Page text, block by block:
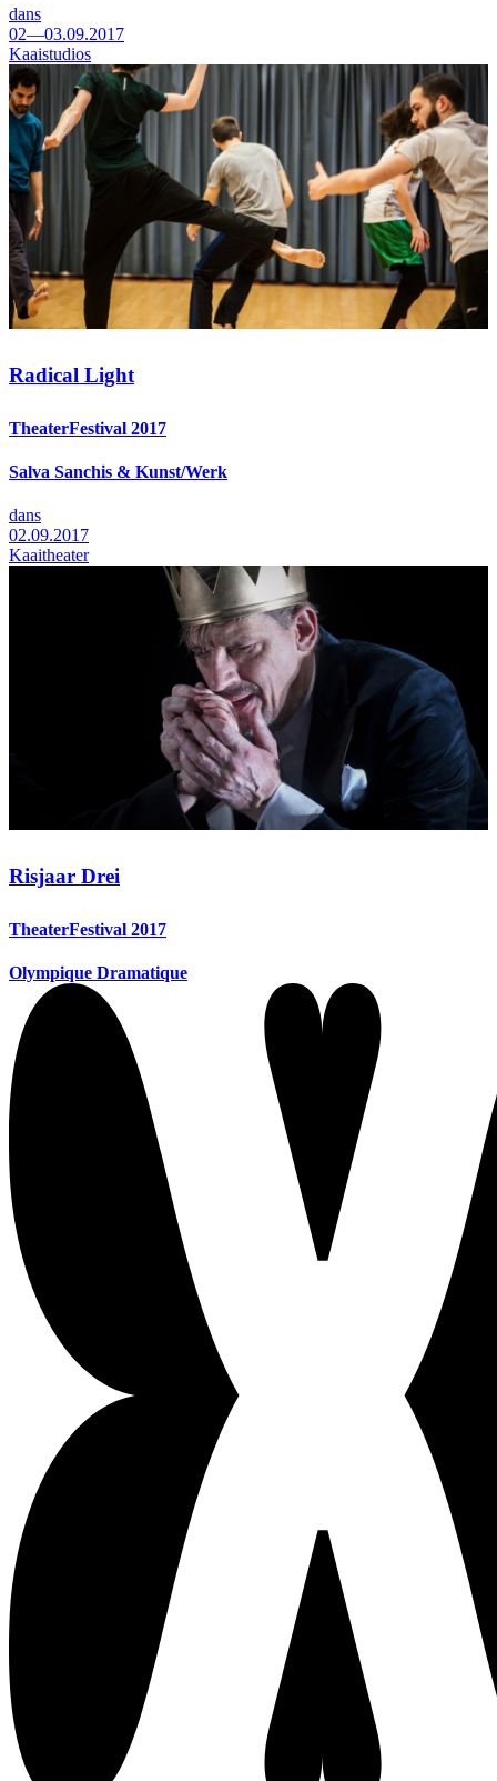
dans
02—03.09.2017
Kaaistudios
Radical Light
TheaterFestival 2017
Salva Sanchis & Kunst/Werk
dans
02.09.2017
Kaaitheater
Risjaar Drei
TheaterFestival 2017
Olympique Dramatique